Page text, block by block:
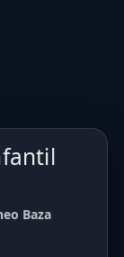
Baza